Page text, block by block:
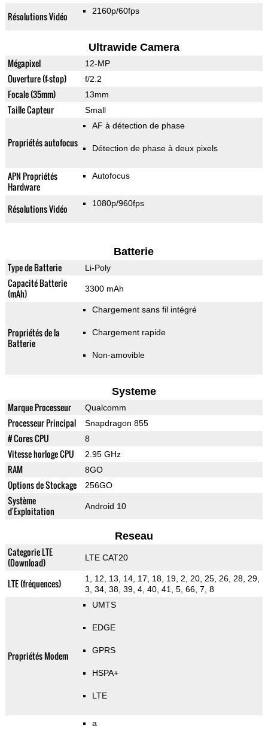
Résolutions Vidéo 2160p/60fps
Ultrawide Camera
Mégapixel 12-MP
Ouverture (f-stop) f/2.2
Focale (35mm) 13mm
Taille Capteur Small
Propriétés autofocus
AF à détection de phase
Détection de phase à deux pixels
APN Propriétés
Hardware
Autofocus
Résolutions Vidéo 1080p/960fps
Batterie
Type de Batterie Li-Poly
Capacité Batterie
(mAh)
3300 mAh
Propriétés de la
Batterie
Chargement sans fil intégré
Chargement rapide
Non-amovible
Systeme
Marque Processeur Qualcomm
Processeur Principal Snapdragon 855
# Cores CPU 8
Vitesse horloge CPU 2.95 GHz
RAM 8GO
Options de Stockage 256GO
Système
d'Exploitation
Android 10
Reseau
Categorie LTE
(Download)
LTE CAT20
LTE (fréquences)
1, 12, 13, 14, 17, 18, 19, 2, 20, 25, 26, 28, 29,
3, 34, 38, 39, 4, 40, 41, 5, 66, 7, 8
Propriétés Modem
UMTS
EDGE
GPRS
HSPA+
LTE
a